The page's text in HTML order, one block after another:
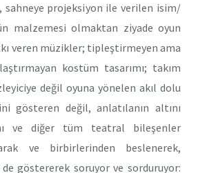
sahneye projeksiyon ile verilen isim/
malzemesi olmaktan ziyade oyun
veren müzikler; tipleştirmeyen ama
kostüm tasarımı; takım
değil oyuna yönelen akıl dolu
gösteren değil, anlatılanın altını
ve diğer tüm teatral bileşenler
ve birbirlerinden beslenerek,
göstererek soruyor ve sorduruyor: